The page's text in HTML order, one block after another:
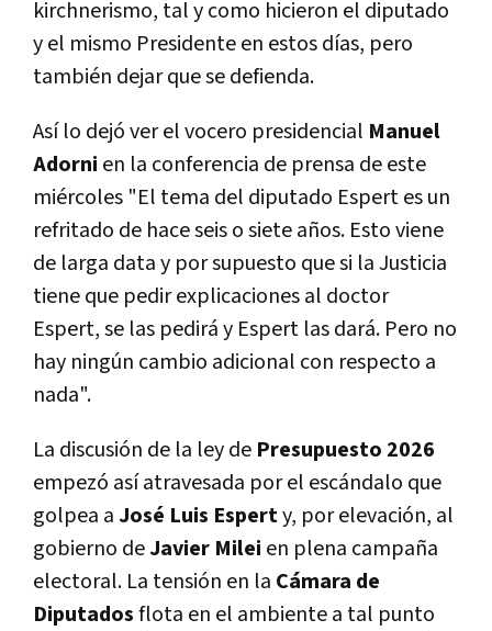
kirchnerismo, tal y como hicieron el diputado
y el mismo Presidente en estos días, pero
también dejar que se defienda.
Así lo dejó ver el vocero presidencial Manuel
Adorni en la conferencia de prensa de este
miércoles "El tema del diputado Espert es un
refritado de hace seis o siete años. Esto viene
de larga data y por supuesto que si la Justicia
tiene que pedir explicaciones al doctor
Espert, se las pedirá y Espert las dará. Pero no
hay ningún cambio adicional con respecto a
nada".
La discusión de la ley de Presupuesto 2026
empezó así atravesada por el escándalo que
golpea aJosé Luis Esperty, por elevación, al
gobierno deJavier Milei en plena campaña
electoral. La tensión en la Cámara de
Diputadosflota en el ambiente a tal punto